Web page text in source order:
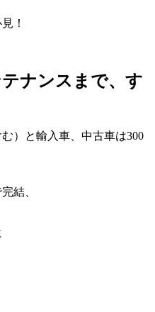
！
ナンスまで、す
）と輸入車 、中古車は300
結、